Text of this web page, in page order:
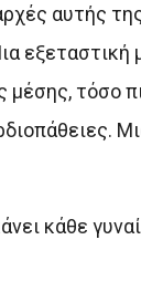
αυτής
εξεταστική
τόσο
κάθε